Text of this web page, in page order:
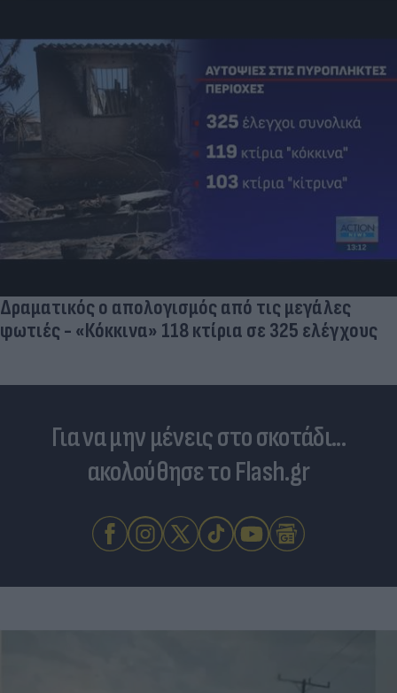
Δραματικός ο απολογισμός από τις μεγάλες
φωτιές - «Κόκκινα» 118 κτίρια σε 325 ελέγχους
Για να μην μένεις στο σκοτάδι...
ακολούθησε το Flash.gr